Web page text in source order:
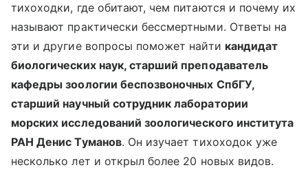
тихоходки, где обитают, чем питаются и почему их
называют практически бессмертными. Ответы на
эти и другие вопросы поможет найти кандидат
биологических наук, старший преподаватель
кафедры зоологии беспозвоночных СпбГУ,
старший научный сотрудник лаборатории
морских исследований зоологического института
РАН Денис Туманов. Он изучает тихоходок уже
несколько лет и открыл более 20 новых видов.